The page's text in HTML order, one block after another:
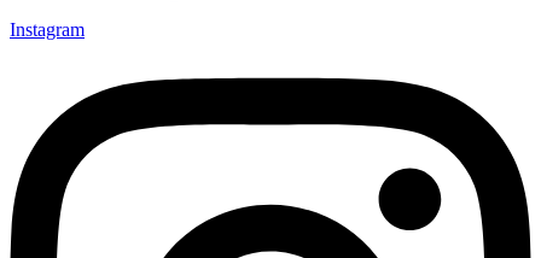
Instagram